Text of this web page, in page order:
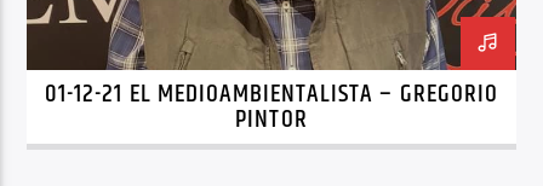
01-12-21 EL MEDIOAMBIENTALISTA – GREGORIO
PINTOR